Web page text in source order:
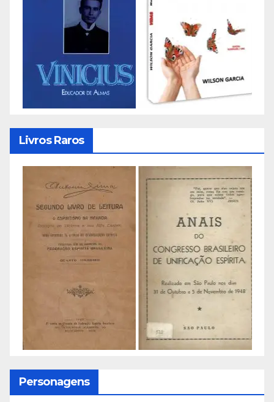
Livros Raros
Personagens